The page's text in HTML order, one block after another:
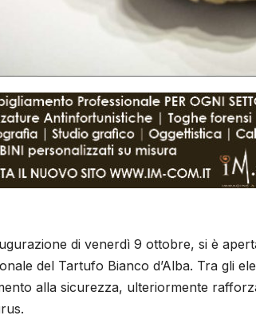
di venerdì 9 ottobre, si è
del Tartufo Bianco d’Alba. Tra gli
alla sicurezza, ulteriormente